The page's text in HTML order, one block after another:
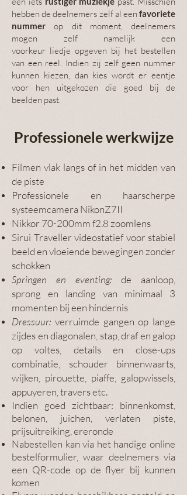
hebben de deelnemers zelf al een favoriete
nummer op dit moment, deelnemers
mogen zelf namelijk een
voorkeur liedje opgeven bij het bestellen
van een reel. Indien zij zelf geen nummer
kunnen kiezen, dan kies wordt er eentje
voor hen uitgekozen die goed bij de
beelden past.
Professionele werkwijze
Filmen vlak langs of in het midden van
de piste
Professionele en haarscherpe
systeemcamera NikonZ7II
Nikkor 70-200mm f2.8 zoomlens
Sirui Traveller videostatief voor stabiel
beeld en vloeiende bewegingen zonder
schokken
Springen en eventing:
de aanloop,
sprong en landing van minimaal 3
momenten bij een hindernis
Dressuur: verruimde gangen op lange
zijdes en diagonalen, stap, draf en galop
op voltes, details en close-ups
combinatie, schouder binnenwaarts,
wijken, pirouette, piaffe, galopwissels,
appuyeren, travers etc.
Indien goed zichtbaar: binnenkomst,
belonen, juichen, verlaten piste,
prijsuitreiking, ereronde
Nabestellen kan via het handige online
bestelformulier, waar deelnemers via
een QR-code op de flyer bij kunnen
komen